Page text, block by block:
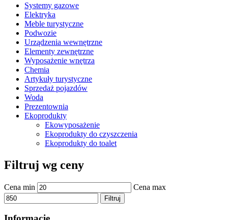
Systemy gazowe
Elektryka
Meble turystyczne
Podwozie
Urządzenia wewnętrzne
Elementy zewnętrzne
Wyposażenie wnętrza
Chemia
Artykuły turystyczne
Sprzedaż pojazdów
Woda
Prezentownia
Ekoprodukty
Ekowyposażenie
Ekoprodukty do czyszczenia
Ekoprodukty do toalet
Filtruj wg ceny
Cena min Cena max
Filtruj